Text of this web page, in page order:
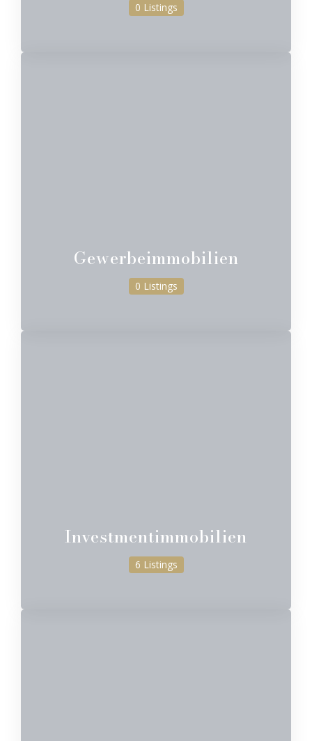
0 Listings
Gewerbeimmobilien
0 Listings
Investmentimmobilien
6 Listings